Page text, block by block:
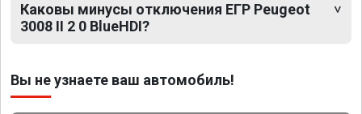
Каковы минусы отключения ЕГР Peugeot
3008 II 2 0 BlueHDI?
Вы не узнаете ваш автомобиль!